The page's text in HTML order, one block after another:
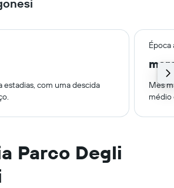
Época
estadias, com uma descida
Mês
Parco Degli